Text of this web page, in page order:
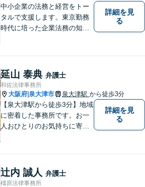
談可】
中小企業の法務と経営をトー
タルで支援します。東京勤務
時代に培った企業法務の知見
す。
詳細を見
る
延山 泰典 弁護士
和佐法律事務所
大阪府 泉大津市 泉大津駅 から徒歩3分
【泉大津駅から徒歩3分】地域
に密着した事務所です。お一
人おひとりのお気持ちに寄り
詳細を見
る
辻内 誠人 弁護士
橿原法律事務所